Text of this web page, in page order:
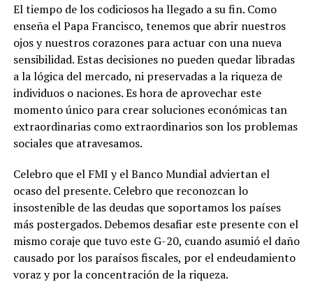
El tiempo de los codiciosos ha llegado a su fin. Como
enseña el Papa Francisco, tenemos que abrir nuestros
ojos y nuestros corazones para actuar con una nueva
sensibilidad. Estas decisiones no pueden quedar libradas
a la lógica del mercado, ni preservadas a la riqueza de
individuos o naciones. Es hora de aprovechar este
momento único para crear soluciones económicas tan
extraordinariascomo extraordinariosson los problemas
sociales que atravesamos.
Celebro que el FMI y el Banco Mundial adviertan el
ocaso del presente. Celebro que reconozcan lo
insostenible de las deudas que soportamos los países
más postergados. Debemos desafiar este presente con el
mismo coraje que tuvo este G-20, cuando asumió el daño
causado por los paraísos fiscales, por el endeudamiento
voraz y por la concentración de la riqueza.